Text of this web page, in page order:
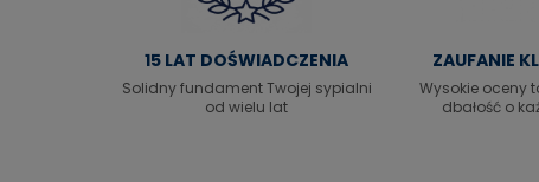
2 349,00 zł
Cena regularna:2 749,00 zł
DO KOSZYKA
15 LAT DOŚWIADCZENIA
Solidny fundament Twojej sypialni
od wielu lat
ZAUFANIE
Wysokie oceny
dbałość o